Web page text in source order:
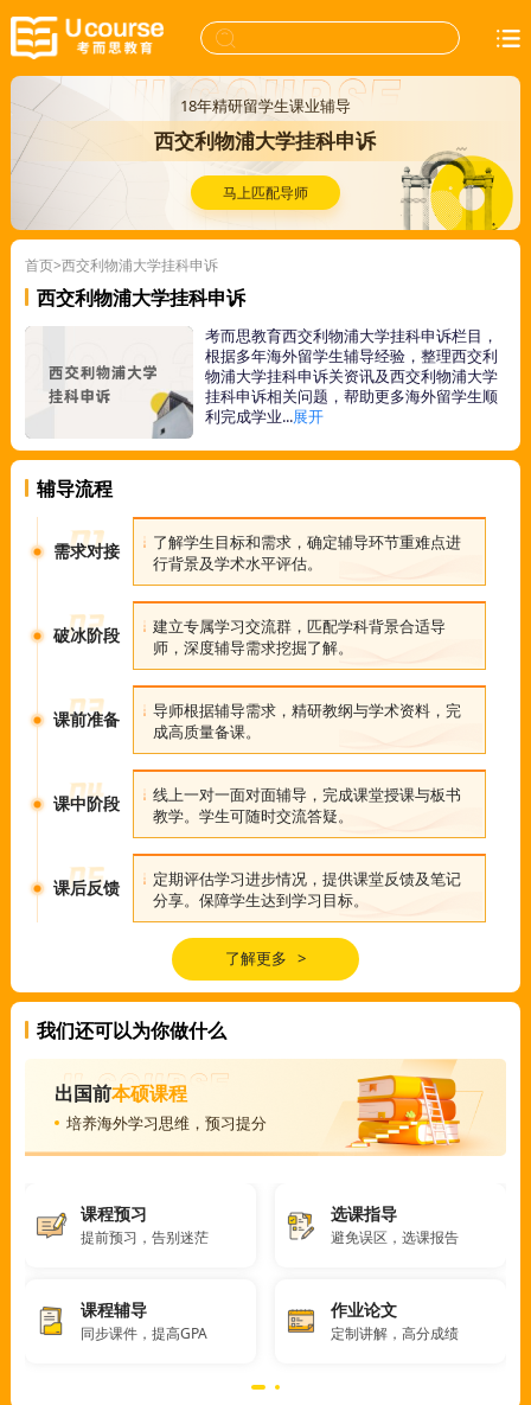
18年精研留学生课业辅导
西交利物浦大学挂科申诉
马上匹配导师
首页>西交利物浦大学挂科申诉
西交利物浦大学挂科申诉
考而思教育西交利物浦大学挂科申诉栏目，
根据多年海外留学生辅导经验，整理西交利
物浦大学挂科申诉关资讯及西交利物浦大学
挂科申诉相关问题，帮助更多海外留学生顺
利完成学业...展开
辅导流程
需求对接
了解学生目标和需求，确定辅导环节重难点进
行背景及学术水平评估。
破冰阶段
建立专属学习交流群，匹配学科背景合适导
师，深度辅导需求挖掘了解。
课前准备
导师根据辅导需求，精研教纲与学术资料，完
成高质量备课。
课中阶段
线上一对一面对面辅导，完成课堂授课与板书
教学。学生可随时交流答疑。
课后反馈
定期评估学习进步情况，提供课堂反馈及笔记
分享。保障学生达到学习目标。
了解更多 >
我们还可以为你做什么
出国前本硕课程
培养海外学习思维，预习提分
课程预习
提前预习，告别迷茫
选课指导
避免误区，选课报告
课程辅导
同步课件，提高GPA
作业论文
定制讲解，高分成绩